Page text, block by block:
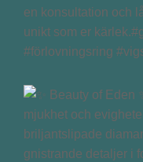
en konsultation och
unikt som er
#förlovningsring